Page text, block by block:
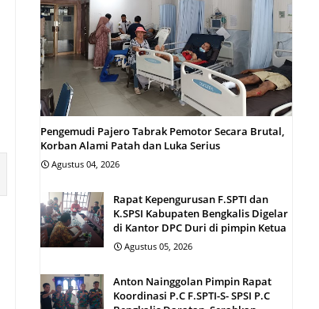
Pengemudi Pajero Tabrak Pemotor Secara Brutal,
Korban Alami Patah dan Luka Serius
Agustus 04, 2026
Rapat Kepengurusan F.SPTI dan
K.SPSI Kabupaten Bengkalis Digelar
di Kantor DPC Duri di pimpin Ketua
Agustus 05, 2026
Anton Nainggolan Pimpin Rapat
Koordinasi P.C F.SPTI-S- SPSI P.C